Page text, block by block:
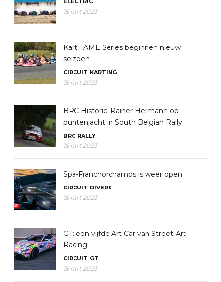
ELECTRIC
15 mrt 2023
Kart: IAME Series beginnen nieuw
seizoen
CIRCUIT KARTING
15 mrt 2023
BRC Historic: Rainer Hermann op
puntenjacht in South Belgian Rally
BRC RALLY
15 mrt 2023
Spa-Franchorchamps is weer open
CIRCUIT DIVERS
15 mrt 2023
GT: een vijfde Art Car van Street-Art
Racing
CIRCUIT GT
15 mrt 2023